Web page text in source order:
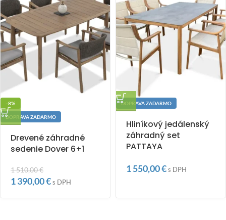
-8%
DOPRAVA ZADARMO
Drevené záhradné
sedenie Dover 6+1
1 510,00€
1 390,00€s DPH
DOPRAVA ZADARMO
Hliníkový jedálenský
záhradný set
PATTAYA
1 550,00€s DPH